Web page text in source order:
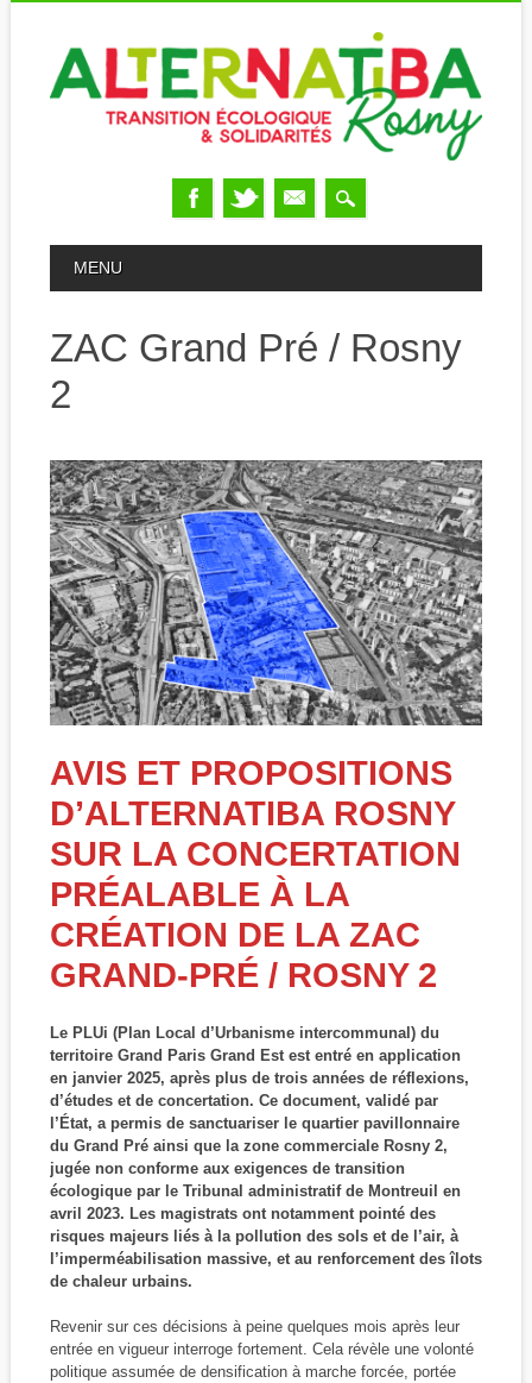
MAIN MENU
MENU
ZAC Grand Pré / Rosny
2
AVIS ET PROPOSITIONS
D’ALTERNATIBA ROSNY
SUR LA CONCERTATION
PRÉALABLE À LA
CRÉATION DE LA ZAC
GRAND-PRÉ / ROSNY 2
Le PLUi (Plan Local d’Urbanisme intercommunal) du
territoire Grand Paris Grand Est est entré en application
en janvier 2025, après plus de trois années de réflexions,
d’études et de concertation. Ce document, validé par
l’État, a permis de sanctuariser le quartier pavillonnaire
du Grand Pré ainsi que la zone commerciale Rosny 2,
jugée non conforme aux exigences de transition
écologique par le Tribunal administratif de Montreuil en
avril 2023. Les magistrats ont notamment pointé des
risques majeurs liés à la pollution des sols et de l’air, à
l’imperméabilisation massive, et au renforcement des îlots
de chaleur urbains.
Revenir sur ces décisions à peine quelques mois après leur
entrée en vigueur interroge fortement. Cela révèle une volonté
politique assumée de densification à marche forcée, portée